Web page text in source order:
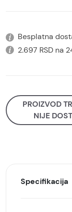
Besplatna
2.697 RSD na
PROIZVOD
NIJE
Specifikacija